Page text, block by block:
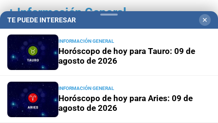
+Información General
TE PUEDE INTERESAR ✕
INFORMACIÓN GENERAL
Horóscopo de hoy para Tauro: 09 de
agosto de 2026
INFORMACIÓN GENERAL
Horóscopo de hoy para Aries: 09 de
agosto de 2026